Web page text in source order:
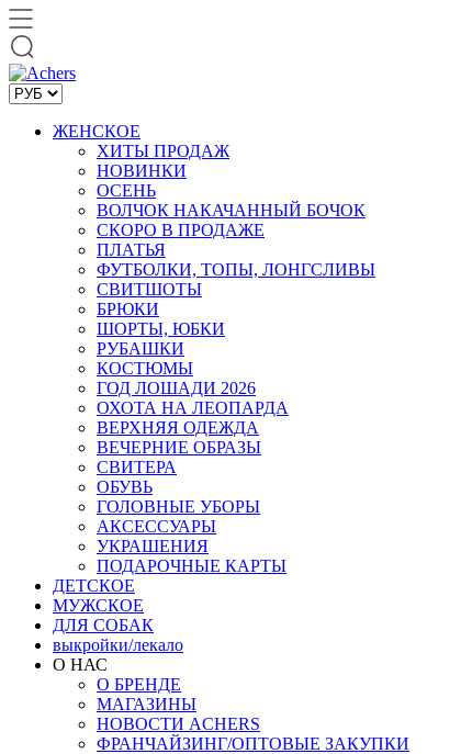
ЖЕНСКОЕ
ХИТЫ ПРОДАЖ
НОВИНКИ
ОСЕНЬ
ВОЛЧОК НАКАЧАННЫЙ БОЧОК
СКОРО В ПРОДАЖЕ
ПЛАТЬЯ
ФУТБОЛКИ, ТОПЫ, ЛОНГСЛИВЫ
СВИТШОТЫ
БРЮКИ
ШОРТЫ, ЮБКИ
РУБАШКИ
КОСТЮМЫ
ГОД ЛОШАДИ 2026
ОХОТА НА ЛЕОПАРДА
ВЕРХНЯЯ ОДЕЖДА
ВЕЧЕРНИЕ ОБРАЗЫ
СВИТЕРА
ОБУВЬ
ГОЛОВНЫЕ УБОРЫ
АКСЕССУАРЫ
УКРАШЕНИЯ
ПОДАРОЧНЫЕ КАРТЫ
ДЕТСКОЕ
МУЖСКОЕ
ДЛЯ СОБАК
выкройки/лекало
О НАС
О БРЕНДЕ
МАГАЗИНЫ
НОВОСТИ ACHERS
ФРАНЧАЙЗИНГ/ОПТОВЫЕ ЗАКУПКИ